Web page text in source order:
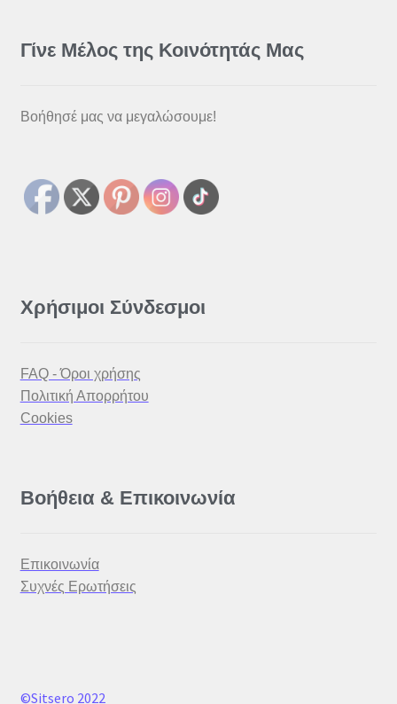
Γίνε Μέλος της Κοινότητάς Μας
Βοήθησέ μας να μεγαλώσουμε!
Χρήσιμοι Σύνδεσμοι
FAQ - Όροι χρήσης
Πολιτική Απορρήτου
Cookies
Βοήθεια & Επικοινωνία
Επικοινωνία
Συχνές Ερωτήσεις
©Sitsero 2022